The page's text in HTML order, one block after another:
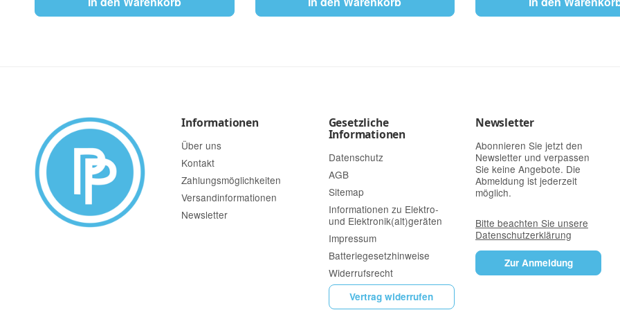
Informationen
Über uns
Kontakt
Zahlungsmöglichkeiten
Versandinformationen
Newsletter
Gesetzliche
Informationen
Datenschutz
AGB
Sitemap
Informationen zu Elektro-
und Elektronik(alt)geräten
Impressum
Batteriegesetzhinweise
Widerrufsrecht
Vertrag widerrufen
Newsletter
Abonnieren Sie jetzt den
Newsletter und verpassen
Sie keine Angebote. Die
Abmeldung ist jederzeit
möglich.
Bitte beachten Sie unsere
Datenschutzerklärung
Zur Anmeldung